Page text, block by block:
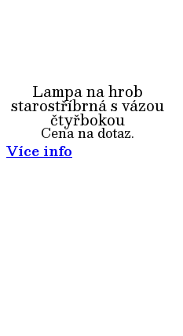
Lampa na hrob
starostříbrná s vázou
čtyřbokou
Cena na dotaz.
Více info